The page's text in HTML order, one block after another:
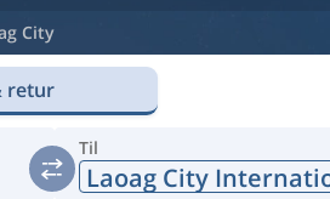
City
retur
Til
Laoag City